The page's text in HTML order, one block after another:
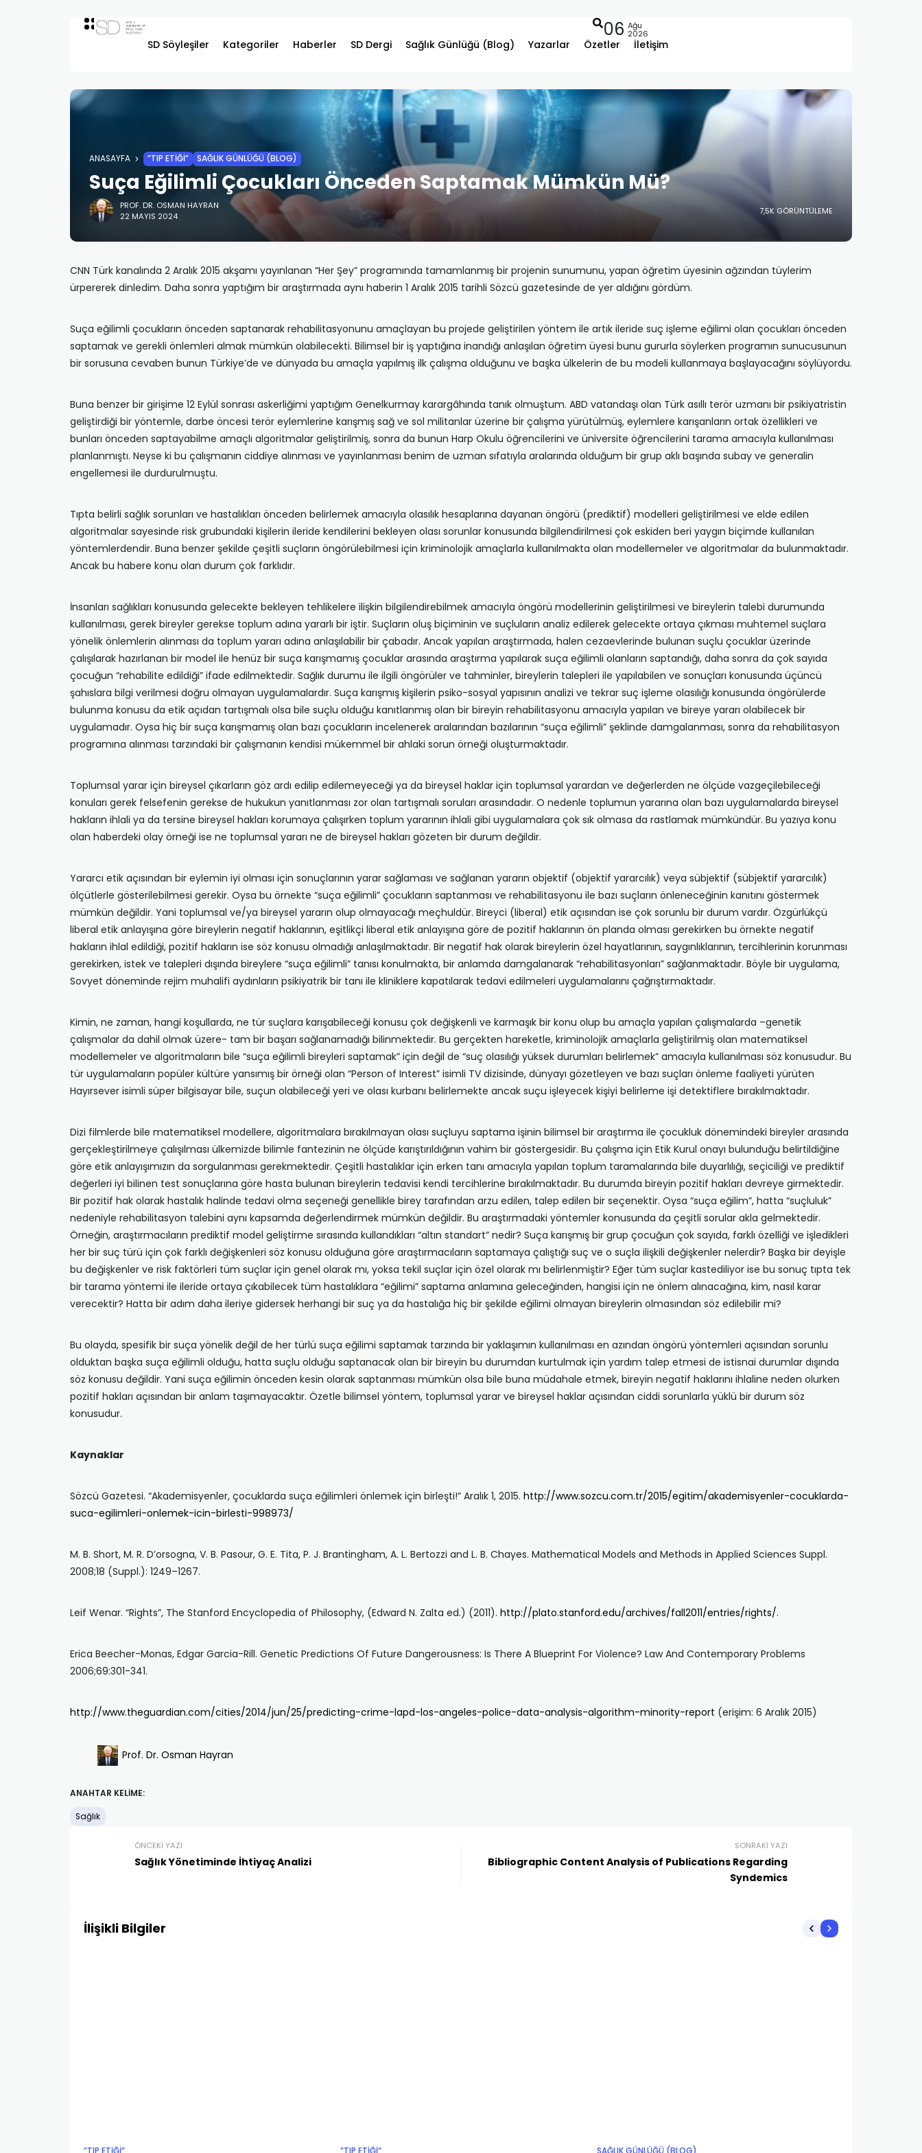
SD Söyleşiler Kategoriler Haberler SD Dergi Sağlık Günlüğü (Blog) Yazarlar Özetler İletişim
06 Ağu
2026
ANASAYFA ”TIP ETIĞI” SAĞLIK GÜNLÜĞÜ (BLOG)
Suça Eğilimli Çocukları Önceden Saptamak Mümkün Mü?
PROF. DR. OSMAN HAYRAN
22 MAYIS 2024
7,5K GÖRÜNTÜLEME
CNN Türk kanalında 2 Aralık 2015 akşamı yayınlanan “Her Şey” programında tamamlanmış bir projenin sunumunu, yapan öğretim üyesinin ağzından tüylerim
ürpererek dinledim. Daha sonra yaptığım bir araştırmada aynı haberin 1 Aralık 2015 tarihli Sözcü gazetesinde de yer aldığını gördüm.
Suça eğilimli çocukların önceden saptanarak rehabilitasyonunu amaçlayan bu projede geliştirilen yöntem ile artık ileride suç işleme eğilimi olan çocukları önceden
saptamak ve gerekli önlemleri almak mümkün olabilecekti. Bilimsel bir iş yaptığına inandığı anlaşılan öğretim üyesi bunu gururla söylerken programın sunucusunun
bir sorusuna cevaben bunun Türkiye’de ve dünyada bu amaçla yapılmış ilk çalışma olduğunu ve başka ülkelerin de bu modeli kullanmaya başlayacağını söylüyordu.
Buna benzer bir girişime 12 Eylül sonrası askerliğimi yaptığım Genelkurmay karargâhında tanık olmuştum. ABD vatandaşı olan Türk asıllı terör uzmanı bir psikiyatristin
geliştirdiği bir yöntemle, darbe öncesi terör eylemlerine karışmış sağ ve sol militanlar üzerine bir çalışma yürütülmüş, eylemlere karışanların ortak özellikleri ve
bunları önceden saptayabilme amaçlı algoritmalar geliştirilmiş, sonra da bunun Harp Okulu öğrencilerini ve üniversite öğrencilerini tarama amacıyla kullanılması
planlanmıştı. Neyse ki bu çalışmanın ciddiye alınması ve yayınlanması benim de uzman sıfatıyla aralarında olduğum bir grup aklı başında subay ve generalin
engellemesi ile durdurulmuştu.
Tıpta belirli sağlık sorunları ve hastalıkları önceden belirlemek amacıyla olasılık hesaplarına dayanan öngörü (prediktif) modelleri geliştirilmesi ve elde edilen
algoritmalar sayesinde risk grubundaki kişilerin ileride kendilerini bekleyen olası sorunlar konusunda bilgilendirilmesi çok eskiden beri yaygın biçimde kullanılan
yöntemlerdendir. Buna benzer şekilde çeşitli suçların öngörülebilmesi için kriminolojik amaçlarla kullanılmakta olan modellemeler ve algoritmalar da bulunmaktadır.
Ancak bu habere konu olan durum çok farklıdır.
İnsanları sağlıkları konusunda gelecekte bekleyen tehlikelere ilişkin bilgilendirebilmek amacıyla öngörü modellerinin geliştirilmesi ve bireylerin talebi durumunda
kullanılması, gerek bireyler gerekse toplum adına yararlı bir iştir. Suçların oluş biçiminin ve suçluların analiz edilerek gelecekte ortaya çıkması muhtemel suçlara
yönelik önlemlerin alınması da toplum yararı adına anlaşılabilir bir çabadır. Ancak yapılan araştırmada, halen cezaevlerinde bulunan suçlu çocuklar üzerinde
çalışılarak hazırlanan bir model ile henüz bir suça karışmamış çocuklar arasında araştırma yapılarak suça eğilimli olanların saptandığı, daha sonra da çok sayıda
çocuğun “rehabilite edildiği” ifade edilmektedir. Sağlık durumu ile ilgili öngörüler ve tahminler, bireylerin talepleri ile yapılabilen ve sonuçları konusunda üçüncü
şahıslara bilgi verilmesi doğru olmayan uygulamalardır. Suça karışmış kişilerin psiko-sosyal yapısının analizi ve tekrar suç işleme olasılığı konusunda öngörülerde
bulunma konusu da etik açıdan tartışmalı olsa bile suçlu olduğu kanıtlanmış olan bir bireyin rehabilitasyonu amacıyla yapılan ve bireye yararı olabilecek bir
uygulamadır. Oysa hiç bir suça karışmamış olan bazı çocukların incelenerek aralarından bazılarının “suça eğilimli” şeklinde damgalanması, sonra da rehabilitasyon
programına alınması tarzındaki bir çalışmanın kendisi mükemmel bir ahlaki sorun örneği oluşturmaktadır.
Toplumsal yarar için bireysel çıkarların göz ardı edilip edilemeyeceği ya da bireysel haklar için toplumsal yarardan ve değerlerden ne ölçüde vazgeçilebileceği
konuları gerek felsefenin gerekse de hukukun yanıtlanması zor olan tartışmalı soruları arasındadır. O nedenle toplumun yararına olan bazı uygulamalarda bireysel
hakların ihlali ya da tersine bireysel hakları korumaya çalışırken toplum yararının ihlali gibi uygulamalara çok sık olmasa da rastlamak mümkündür. Bu yazıya konu
olan haberdeki olay örneği ise ne toplumsal yararı ne de bireysel hakları gözeten bir durum değildir.
Yararcı etik açısından bir eylemin iyi olması için sonuçlarının yarar sağlaması ve sağlanan yararın objektif (objektif yararcılık) veya sübjektif (sübjektif yararcılık)
ölçütlerle gösterilebilmesi gerekir. Oysa bu örnekte “suça eğilimli” çocukların saptanması ve rehabilitasyonu ile bazı suçların önleneceğinin kanıtını göstermek
mümkün değildir. Yani toplumsal ve/ya bireysel yararın olup olmayacağı meçhuldür. Bireyci (liberal) etik açısından ise çok sorunlu bir durum vardır. Özgürlükçü
liberal etik anlayışına göre bireylerin negatif haklarının, eşitlikçi liberal etik anlayışına göre de pozitif haklarının ön planda olması gerekirken bu örnekte negatif
hakların ihlal edildiği, pozitif hakların ise söz konusu olmadığı anlaşılmaktadır. Bir negatif hak olarak bireylerin özel hayatlarının, saygınlıklarının, tercihlerinin korunması
gerekirken, istek ve talepleri dışında bireylere “suça eğilimli” tanısı konulmakta, bir anlamda damgalanarak “rehabilitasyonları” sağlanmaktadır. Böyle bir uygulama,
Sovyet döneminde rejim muhalifi aydınların psikiyatrik bir tanı ile kliniklere kapatılarak tedavi edilmeleri uygulamalarını çağrıştırmaktadır.
Kimin, ne zaman, hangi koşullarda, ne tür suçlara karışabileceği konusu çok değişkenli ve karmaşık bir konu olup bu amaçla yapılan çalışmalarda –genetik
çalışmalar da dahil olmak üzere- tam bir başarı sağlanamadığı bilinmektedir. Bu gerçekten hareketle, kriminolojik amaçlarla geliştirilmiş olan matematiksel
modellemeler ve algoritmaların bile “suça eğilimli bireyleri saptamak” için değil de “suç olasılığı yüksek durumları belirlemek” amacıyla kullanılması söz konusudur. Bu
tür uygulamaların popüler kültüre yansımış bir örneği olan “Person of Interest” isimli TV dizisinde, dünyayı gözetleyen ve bazı suçları önleme faaliyeti yürüten
Hayırsever isimli süper bilgisayar bile, suçun olabileceği yeri ve olası kurbanı belirlemekte ancak suçu işleyecek kişiyi belirleme işi detektiflere bırakılmaktadır.
Dizi filmlerde bile matematiksel modellere, algoritmalara bırakılmayan olası suçluyu saptama işinin bilimsel bir araştırma ile çocukluk dönemindeki bireyler arasında
gerçekleştirilmeye çalışılması ülkemizde bilimle fantezinin ne ölçüde karıştırıldığının vahim bir göstergesidir. Bu çalışma için Etik Kurul onayı bulunduğu belirtildiğine
göre etik anlayışımızın da sorgulanması gerekmektedir. Çeşitli hastalıklar için erken tanı amacıyla yapılan toplum taramalarında bile duyarlılığı, seçiciliği ve prediktif
değerleri iyi bilinen test sonuçlarına göre hasta bulunan bireylerin tedavisi kendi tercihlerine bırakılmaktadır. Bu durumda bireyin pozitif hakları devreye girmektedir.
Bir pozitif hak olarak hastalık halinde tedavi olma seçeneği genellikle birey tarafından arzu edilen, talep edilen bir seçenektir. Oysa “suça eğilim”, hatta “suçluluk”
nedeniyle rehabilitasyon talebini aynı kapsamda değerlendirmek mümkün değildir. Bu araştırmadaki yöntemler konusunda da çeşitli sorular akla gelmektedir.
Örneğin, araştırmacıların prediktif model geliştirme sırasında kullandıkları “altın standart” nedir? Suça karışmış bir grup çocuğun çok sayıda, farklı özelliği ve işledikleri
her bir suç türü için çok farklı değişkenleri söz konusu olduğuna göre araştırmacıların saptamaya çalıştığı suç ve o suçla ilişkili değişkenler nelerdir? Başka bir deyişle
bu değişkenler ve risk faktörleri tüm suçlar için genel olarak mı, yoksa tekil suçlar için özel olarak mı belirlenmiştir? Eğer tüm suçlar kastediliyor ise bu sonuç tıpta tek
bir tarama yöntemi ile ileride ortaya çıkabilecek tüm hastalıklara “eğilimi” saptama anlamına geleceğinden, hangisi için ne önlem alınacağına, kim, nasıl karar
verecektir? Hatta bir adım daha ileriye gidersek herhangi bir suç ya da hastalığa hiç bir şekilde eğilimi olmayan bireylerin olmasından söz edilebilir mi?
Bu olayda, spesifik bir suça yönelik değil de her türlü suça eğilimi saptamak tarzında bir yaklaşımın kullanılması en azından öngörü yöntemleri açısından sorunlu
olduktan başka suça eğilimli olduğu, hatta suçlu olduğu saptanacak olan bir bireyin bu durumdan kurtulmak için yardım talep etmesi de istisnai durumlar dışında
söz konusu değildir. Yani suça eğilimin önceden kesin olarak saptanması mümkün olsa bile buna müdahale etmek, bireyin negatif haklarını ihlaline neden olurken
pozitif hakları açısından bir anlam taşımayacaktır. Özetle bilimsel yöntem, toplumsal yarar ve bireysel haklar açısından ciddi sorunlarla yüklü bir durum söz
konusudur.
Kaynaklar
Sözcü Gazetesi. “Akademisyenler, çocuklarda suça eğilimleri önlemek için birleşti!” Aralık 1, 2015. http://www.sozcu.com.tr/2015/egitim/akademisyenler-cocuklarda-
suca-egilimleri-onlemek-icin-birlesti-998973/
M. B. Short, M. R. D’orsogna, V. B. Pasour, G. E. Tita, P. J. Brantingham, A. L. Bertozzi and L. B. Chayes. Mathematical Models and Methods in Applied Sciences Suppl.
2008;18 (Suppl.): 1249–1267.
Leif Wenar. “Rights”, The Stanford Encyclopedia of Philosophy, (Edward N. Zalta ed.) (2011). http://plato.stanford.edu/archives/fall2011/entries/rights/.
Erica Beecher-Monas, Edgar Garcia-Rill. Genetic Predictions Of Future Dangerousness: Is There A Blueprint For Violence? Law And Contemporary Problems
2006;69:301-341.
http://www.theguardian.com/cities/2014/jun/25/predicting-crime-lapd-los-angeles-police-data-analysis-algorithm-minority-report (erişim: 6 Aralık 2015)
Prof. Dr. Osman Hayran
ANAHTAR KELIME:
Sağlık
ÖNCEKI YAZI
Sağlık Yönetiminde İhtiyaç Analizi
SONRAKI YAZI
Bibliographic Content Analysis of Publications Regarding
Syndemics
İlişikli Bilgiler
”TIP ETIĞI” ”TIP ETIĞI” SAĞLIK GÜNLÜĞÜ (BLOG)